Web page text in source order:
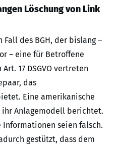
Löschung von Link
des BGH, der bislang –
– eine für Betroffene
17 DSGVO vertreten
das
Eine amerikanische
Anlagemodell berichtet.
Informationen seien falsch.
gestützt, dass dem